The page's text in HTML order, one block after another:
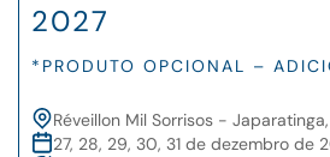
2027
*PRODUTO OPCIONAL –
Réveillon Mil Sorrisos -
27, 28, 29, 30, 31 de dezembro de